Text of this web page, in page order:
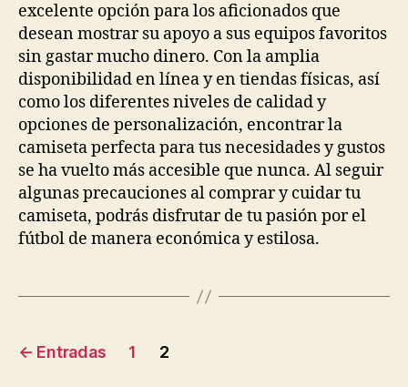
excelente opción para los aficionados que
desean mostrar su apoyo a sus equipos favoritos
sin gastar mucho dinero. Con la amplia
disponibilidad en línea y en tiendas físicas, así
como los diferentes niveles de calidad y
opciones de personalización, encontrar la
camiseta perfecta para tus necesidades y gustos
se ha vuelto más accesible que nunca. Al seguir
algunas precauciones al comprar y cuidar tu
camiseta, podrás disfrutar de tu pasión por el
fútbol de manera económica y estilosa.
Paginación
← Entradas 1 2